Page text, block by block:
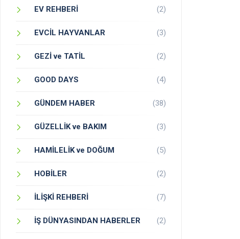
EV REHBERİ (2)
EVCİL HAYVANLAR (3)
GEZİ ve TATİL (2)
GOOD DAYS (4)
GÜNDEM HABER (38)
GÜZELLİK ve BAKIM (3)
HAMİLELİK ve DOĞUM (5)
HOBİLER (2)
İLİŞKİ REHBERİ (7)
İŞ DÜNYASINDAN HABERLER (2)